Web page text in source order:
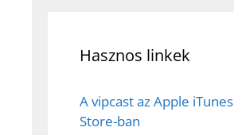
Hasznos linkek
A vipcast az Apple iTunes
Store-ban